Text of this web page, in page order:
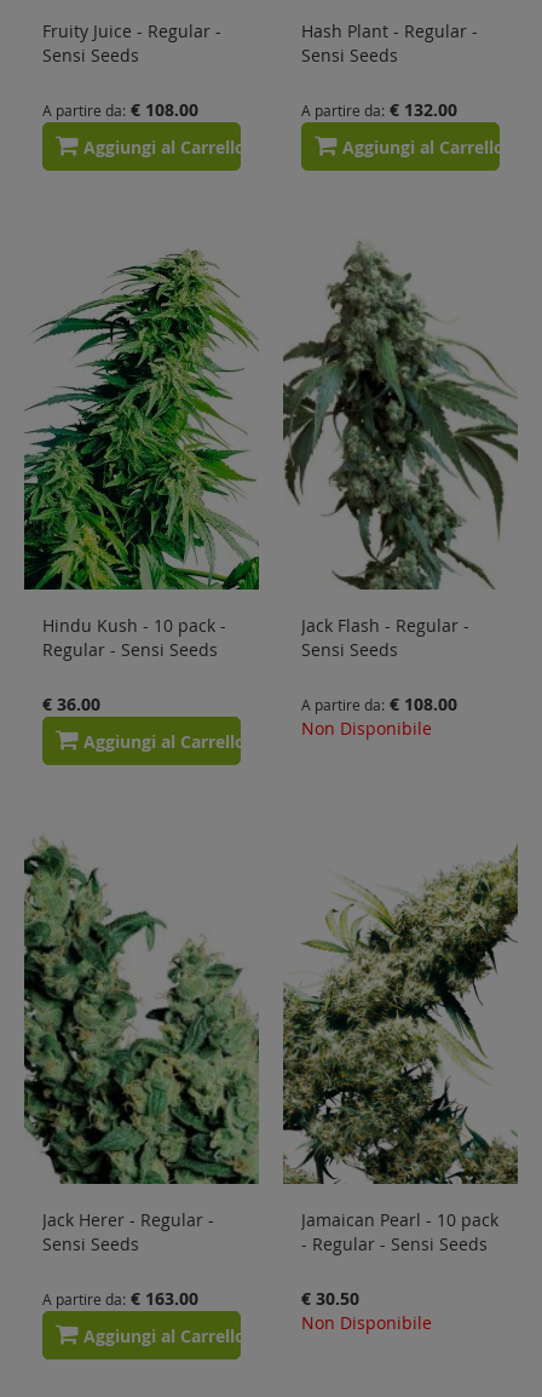
Fruity Juice - Regular -
Sensi Seeds
A partire da € 108.00
Aggiungi al Carrello
Hash Plant - Regular -
Sensi Seeds
A partire da € 132.00
Aggiungi al Carrello
Hindu Kush - 10 pack -
Regular - Sensi Seeds
€ 36.00
Aggiungi al Carrello
Jack Flash - Regular -
Sensi Seeds
A partire da € 108.00
Non Disponibile
Jack Herer - Regular -
Sensi Seeds
A partire da € 163.00
Aggiungi al Carrello
Jamaican Pearl - 10 pack
- Regular - Sensi Seeds
€ 30.50
Non Disponibile